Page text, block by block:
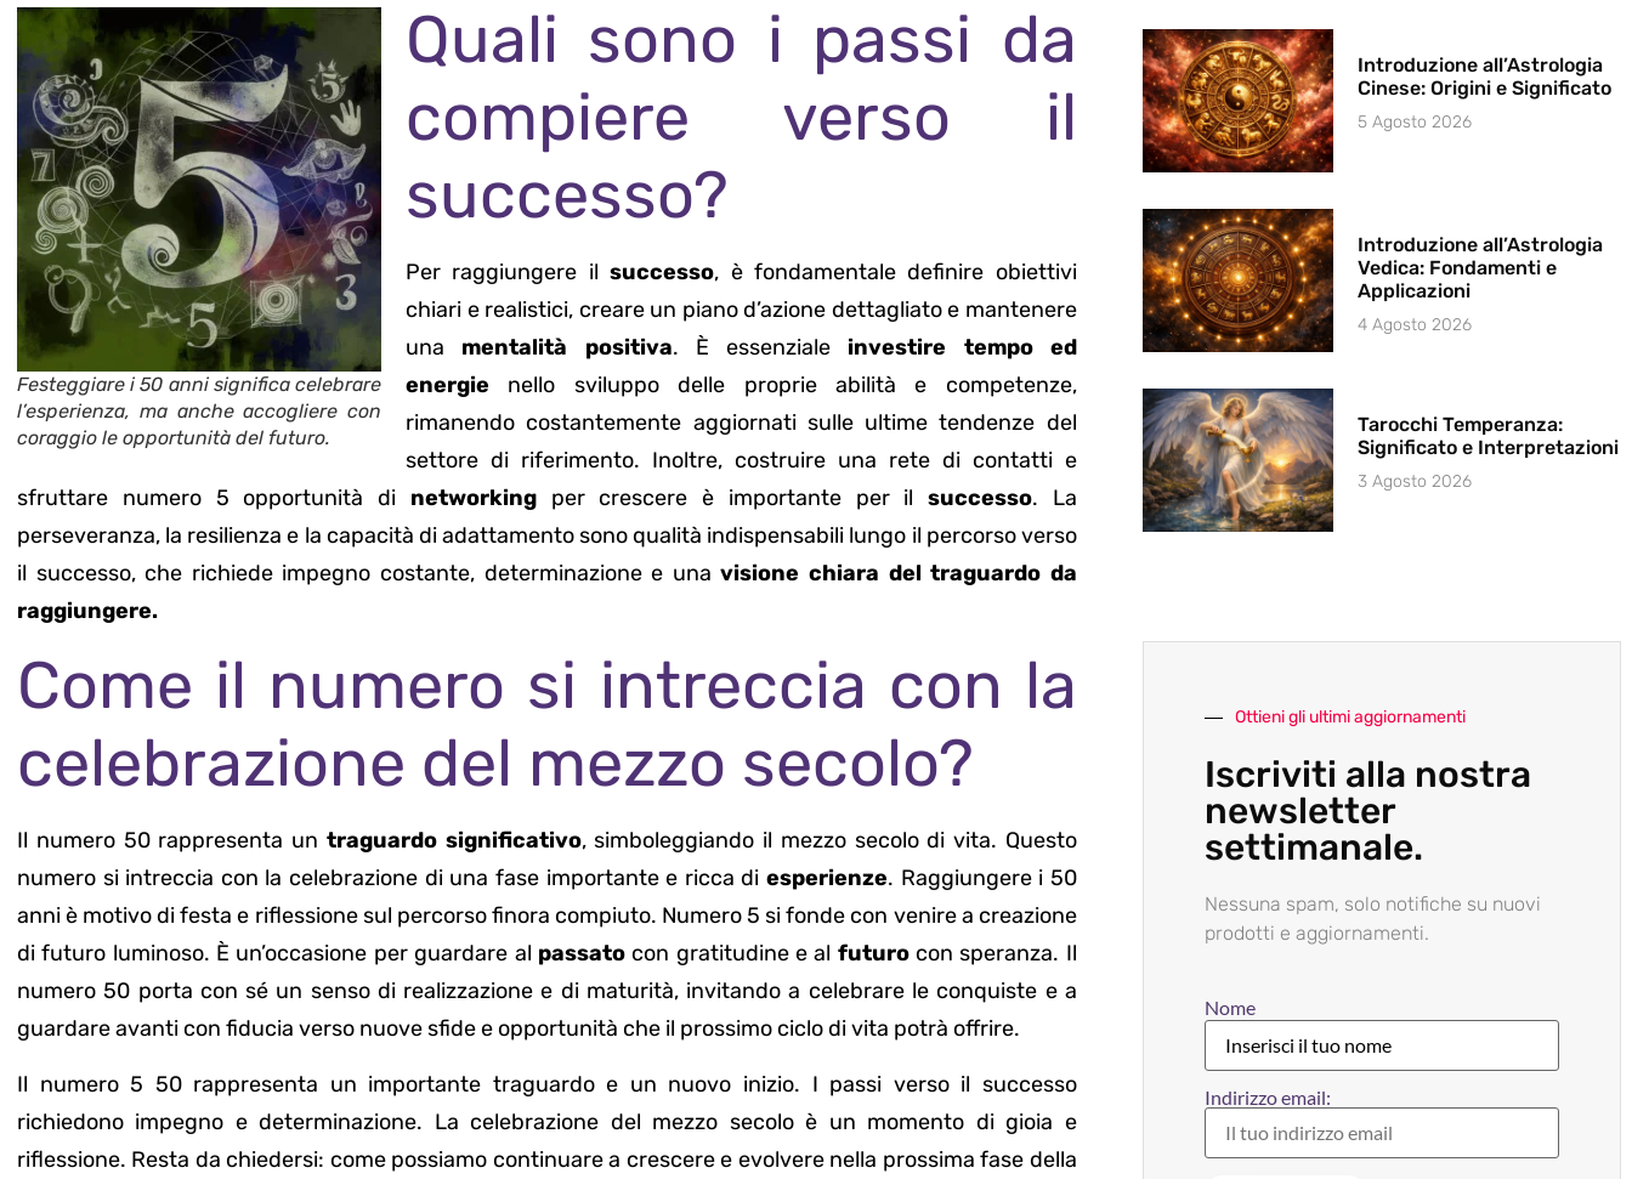
Festeggiare i 50 anni significa celebrare
l’esperienza, ma anche accogliere con
coraggio le opportunità del futuro.
Quali sono i passi da
compiere verso il
successo?
Per raggiungere ilsuccesso, è fondamentale definire obiettivi
chiari e realistici, creare un piano d’azione dettagliato e mantenere
una mentalità positiva. È essenziale investire tempo ed
energie nello sviluppo delle proprie abilità e competenze,
rimanendo costantemente aggiornati sulle ultime tendenze del
settore di riferimento. Inoltre, costruire una rete di contatti e
sfruttare numero 5 opportunità di networking per crescere è importante per ilsuccesso. La
perseveranza, la resilienza e la capacità di adattamento sono qualità indispensabili lungo il percorso verso
il successo, che richiede impegno costante, determinazione e unavisione chiara del traguardo da
raggiungere.
Come il numero si intreccia con la
celebrazione del mezzo secolo?
Il numero 50 rappresenta un traguardo significativo, simboleggiando il mezzo secolo di vita. Questo
numero si intreccia con la celebrazione di una fase importante e ricca di esperienze. Raggiungere i 50
anni è motivo di festa e riflessione sul percorso finora compiuto. Numero 5 si fonde con venire a creazione
di futuro luminoso. È un’occasione per guardare al passato con gratitudine e al futuro con speranza. Il
numero 50 porta con sé un senso di realizzazione e di maturità, invitando a celebrare le conquiste e a
guardare avanti con fiducia verso nuove sfide e opportunità che il prossimo ciclo di vita potrà offrire.
Il numero 5 50 rappresenta un importante traguardo e un nuovo inizio. I passi verso il successo
richiedono impegno e determinazione. La celebrazione del mezzo secolo è un momento di gioia e
riflessione. Resta da chiedersi: come possiamo continuare a crescere e evolvere nella prossima fase della
Introduzione all’Astrologia
Cinese: Origini e Significato
5 Agosto 2026
Introduzione all’Astrologia
Vedica: Fondamenti e
Applicazioni
4 Agosto 2026
Tarocchi Temperanza:
Significato e Interpretazioni
3 Agosto 2026
Ottieni gli ultimi aggiornamenti
Iscriviti alla nostra
newsletter
settimanale.
Nessuna spam, solo notifiche su nuovi
prodotti e aggiornamenti.
Nome
Indirizzo email: